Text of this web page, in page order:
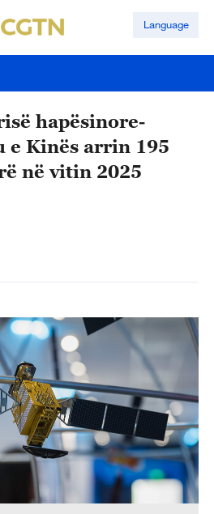
Language
hapësinore-
e Kinës arrin 195
në vitin 2025